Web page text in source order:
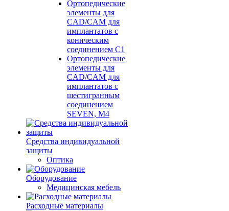
Ортопедические
элементы для
CAD/CAM для
имплантатов с
коническим
соединением С1
Ортопедические
элементы для
CAD/CAM для
имплантатов с
шестигранным
соединением
SEVEN, М4
Средства индивидуальной
защиты
Оптика
Оборудование
Медицинская мебель
Расходные материалы